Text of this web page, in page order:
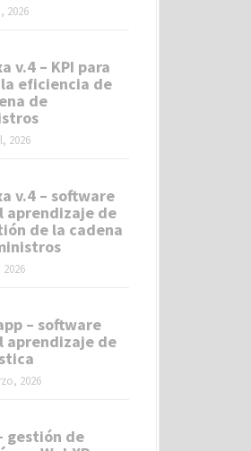
2026
v.4 – KPI para
eficiencia de
de
2026
v.4 – software
aprendizaje de
de la cadena
– software
aprendizaje de
2026
gestión de